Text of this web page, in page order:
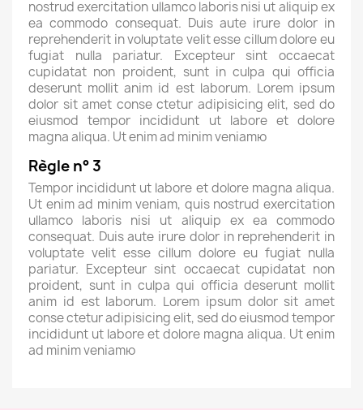
nostrud exercitation ullamco laboris nisi ut aliquip ex
ea commodo consequat. Duis aute irure dolor in
reprehenderit in voluptate velit esse cillum dolore eu
fugiat nulla pariatur. Excepteur sint occaecat
cupidatat non proident, sunt in culpa qui officia
deserunt mollit anim id est laborum. Lorem ipsum
dolor sit amet conse ctetur adipisicing elit, sed do
eiusmod tempor incididunt ut labore et dolore
magna aliqua. Ut enim ad minim veniamю
Règle n° 3
Tempor incididunt ut labore et dolore magna aliqua.
Ut enim ad minim veniam, quis nostrud exercitation
ullamco laboris nisi ut aliquip ex ea commodo
consequat. Duis aute irure dolor in reprehenderit in
voluptate velit esse cillum dolore eu fugiat nulla
pariatur. Excepteur sint occaecat cupidatat non
proident, sunt in culpa qui officia deserunt mollit
anim id est laborum. Lorem ipsum dolor sit amet
conse ctetur adipisicing elit, sed do eiusmod tempor
incididunt ut labore et dolore magna aliqua. Ut enim
ad minim veniamю